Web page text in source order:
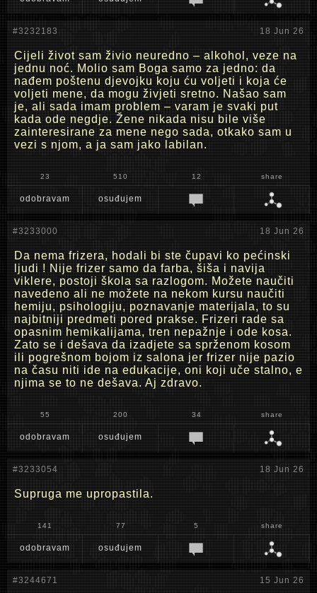
#3232183 18 Jun 26
Cijeli život sam živio neuredno – alkohol, veze na
jednu noć. Molio sam Boga samo za jedno: da
nađem poštenu djevojku koju ću voljeti i koja će
voljeti mene, da mogu živjeti sretno. Našao sam
je, ali sada imam problem – varam je svaki put
kada ode negdje. Žene nikada nisu bile više
zainteresirane za mene nego sada, otkako sam u
vezi s njom, a ja sam jako labilan.
23 510 12 share
odobravam osuđujem
#3233000 18 Jun 26
Da nema frizera, hodali bi ste čupavi ko pećinski
ljudi ! Nije frizer samo da farba, šiša i navija
viklere, postoji škola sa razlogom. Možete naučiti
navedeno ali ne možete na nekom kursu naučiti
hemiju, psihologiju, poznavanje materijala, to su
najbitniji predmeti pored prakse. Frizeri rade sa
opasnim hemikalijama, tren nepažnje i ode kosa.
Zato se i dešava da izadjete sa sprženom kosom
ili pogrešnom bojom iz salona jer frizer nije pazio
na času niti ide na edukacije, oni koji uče stalno, e
njima se to ne dešava. Aj zdravo.
55 200 34 share
odobravam osuđujem
#3233054 18 Jun 26
Supruga me upropastila.
141 77 5 share
odobravam osuđujem
#3244671 15 Jun 26